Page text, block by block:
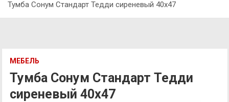
Тумба Сонум Стандарт Тедди сиреневый 40х47
МЕБЕЛЬ
Тумба Сонум Стандарт Тедди
сиреневый 40х47